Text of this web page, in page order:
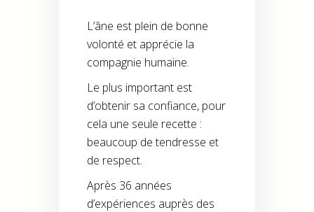
L’âne est plein de bonne
volonté et apprécie la
compagnie humaine.
Le plus important est
d’obtenir sa confiance, pour
cela une seule recette :
beaucoup de tendresse et
de respect.
Après 36 années
d’expériences auprès des